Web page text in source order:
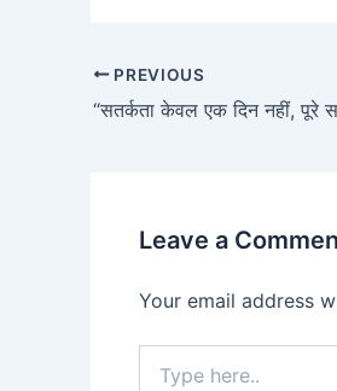
PREVIOUS
Leave a
Your email address
here..